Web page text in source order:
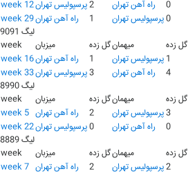
week 12پرسپولیس تهران2 راه آهن تهران 0
week 29راه آهن تهران 1 پرسپولیس تهران0
لیگ 9091
week
میزبان گل زدهمیهمان گل زده
week 16راه آهن تهران 1 پرسپولیس تهران 1
week 33پرسپولیس تهران3 راه آهن تهران 4
لیگ 8990
week
میزبان گل زدهمیهمان گل زده
week 5 راه آهن تهران 2 پرسپولیس تهران3
week 22پرسپولیس تهران0 راه آهن تهران 0
لیگ 8889
week
میزبان گل زدهمیهمان گل زده
week 7 راه آهن تهران 2 پرسپولیس تهران2